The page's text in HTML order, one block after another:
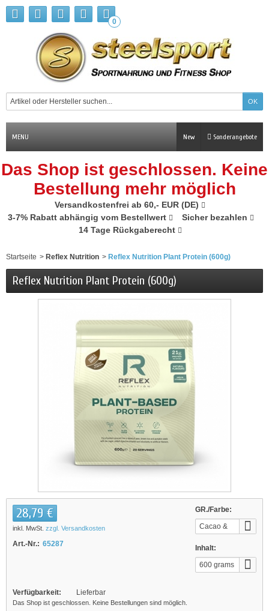
0
MENU Sonderangebote
New
Das Shop ist geschlossen. Keine
Bestellung mehr möglich
Versandkostenfrei ab 60,- EUR (DE)
3-7% Rabatt abhängig vom Bestellwert
Sicher bezahlen
14 Tage Rückgaberecht
Startseite > Reflex Nutrition > Reflex Nutrition Plant Protein (600g)
Reflex Nutrition Plant Protein (600g)
GR./Farbe:
Cacao &
Inhalt:
600 grams
28,79 €
inkl. MwSt. zzgl. Versandkosten
Art.-Nr.: 65287
Verfügbarkeit: Lieferbar
Das Shop ist geschlossen. Keine Bestellungen sind möglich.